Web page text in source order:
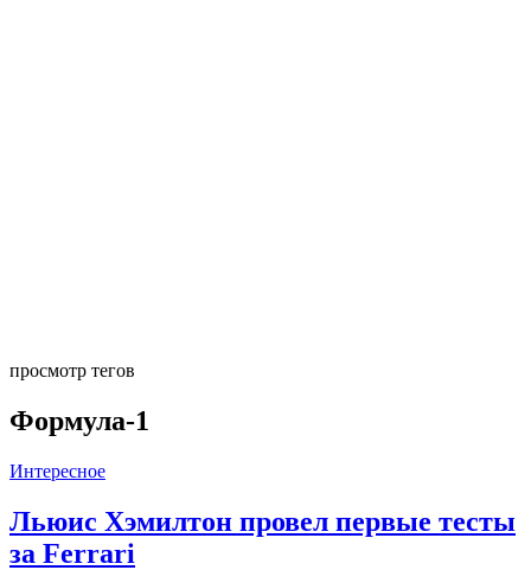
просмотр тегов
Формула-1
Интересное
Льюис Хэмилтон провел первые тесты
за Ferrari